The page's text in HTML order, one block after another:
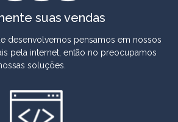
suas vendas
desenvolvemos pensamos em nossos
pela internet, então no preocupamos
soluções.